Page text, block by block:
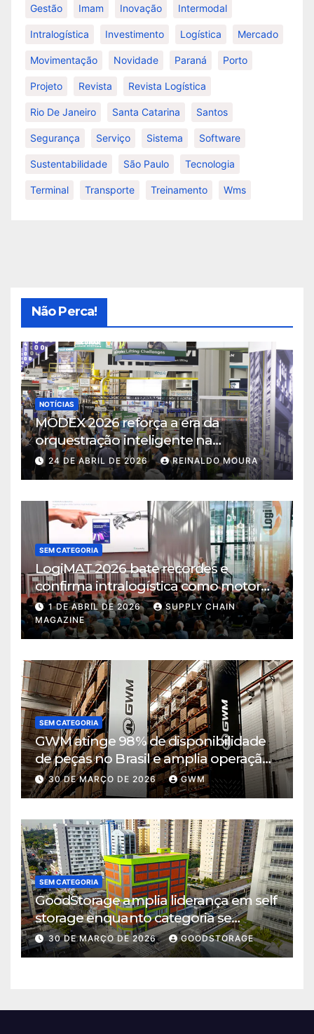
Gestão Imam Inovação Intermodal
Intralogística Investimento Logística Mercado
Movimentação Novidade Paraná Porto
Projeto Revista Revista Logística
Rio De Janeiro Santa Catarina Santos
Segurança Serviço Sistema Software
Sustentabilidade São Paulo Tecnologia
Terminal Transporte Treinamento Wms
Não Perca!
NOTÍCIAS
MODEX 2026 reforça a era da
orquestração inteligente na
intralogística
24 DE ABRIL DE 2026 REINALDO MOURA
SEM CATEGORIA
LogiMAT 2026 bate recordes e
confirma intralogística como motor
de decisão em tempos de incerteza
1 DE ABRIL DE 2026
SUPPLY CHAIN
MAGAZINE
SEM CATEGORIA
GWM atinge 98% de disponibilidade
de peças no Brasil e amplia operação
logística em Cajamar
30 DE MARÇO DE 2026 GWM
SEM CATEGORIA
GoodStorage amplia liderança em self
storage enquanto categoria se
consolida em São Paulo
30 DE MARÇO DE 2026 GOODSTORAGE